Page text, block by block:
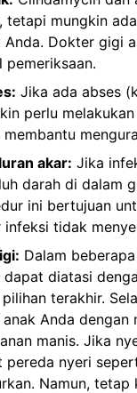
tetapi mungkin
Anda. Dokter gigi
pemeriksaan.
Jika ada abses
perlu
akar: Jika
darah di dalam
ini bertujuan
infeksi tidak
Dalam
diatasi
terakhir.
Anda
manis. Jika
pereda nyeri
Namun,